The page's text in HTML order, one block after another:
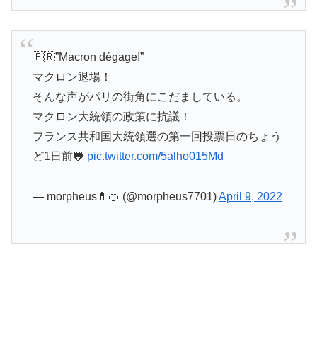
🇫🇷”Macron dégage!”
マクロン退場！
そんな声がパリの街角にこだましている。
マクロン大統領の政策に抗議！
フランス共和国大統領選の第一回投票日のちょう
ど1日前🐸 pic.twitter.com/5alho015Md
— morpheus💊🍊 (@morpheus7701)April 9, 2022